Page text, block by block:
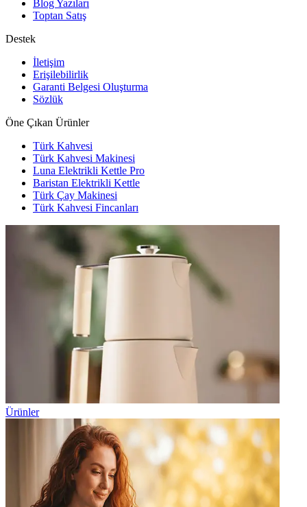
Blog Yazıları
Toptan Satış
Destek
İletişim
Erişilebilirlik
Garanti Belgesi Oluşturma
Sözlük
Öne Çıkan Ürünler
Türk Kahvesi
Türk Kahvesi Makinesi
Luna Elektrikli Kettle Pro
Baristan Elektrikli Kettle
Türk Çay Makinesi
Türk Kahvesi Fincanları
Ürünler